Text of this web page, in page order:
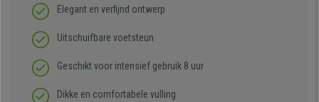
Elegant en verfijnd ontwerp
Uitschuifbare voetsteun
Geschikt voor intensief gebruik 8 uur
Dikke en comfortabele vulling